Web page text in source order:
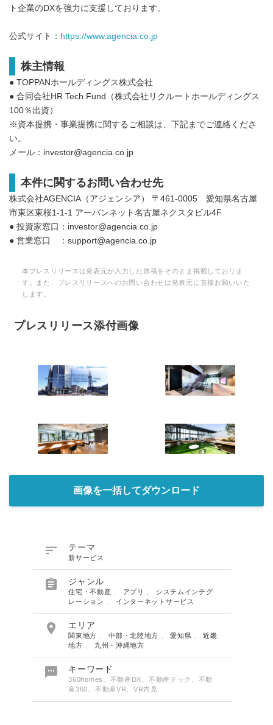
ト企業のDXを強力に支援しております。
公式サイト： https://www.agencia.co.jp
株主情報
● TOPPANホールディングス株式会社
● 合同会社HR Tech Fund（株式会社リクルートホールディングス
100％出資）
※資本提携・事業提携に関するご相談は、下記までご連絡くださ
い。
メール：investor@agencia.co.jp
本件に関するお問い合わせ先
株式会社AGENCIA（アジェンシア） 〒461-0005 愛知県名古屋
市東区東桜1-1-1 アーバンネット名古屋ネクスタビル4F
● 投資家窓口：investor@agencia.co.jp
● 営業窓口 ：support@agencia.co.jp
本プレスリリースは発表元が入力した原稿をそのまま掲載しておりま
す。また、プレスリリースへのお問い合わせは発表元に直接お願いいた
します。
プレスリリース添付画像
画像を一括してダウンロード
 テーマ
新サービス
 ジャンル
住宅・不動産 アプリ
システムインテグ
レーション
インターネットサービス
 エリア
関東地方 、中部・北陸地方 、愛知県 、近畿
地方
九州・沖縄地方
 キーワード
360homes、不動産DX、不動産テック、不動
産360、不動産VR、VR内見